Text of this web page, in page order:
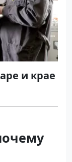
и крае